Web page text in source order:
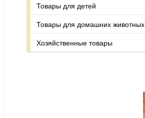
Товары для детей
Товары для домашних животных
Хозяйственные товары